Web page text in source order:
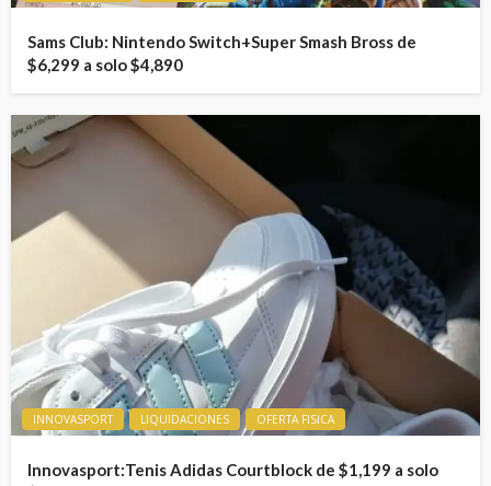
Sams Club: Nintendo Switch+Super Smash Bross de
$6,299 a solo $4,890
INNOVASPORT LIQUIDACIONES OFERTA FISICA
Innovasport:Tenis Adidas Courtblock de $1,199 a solo